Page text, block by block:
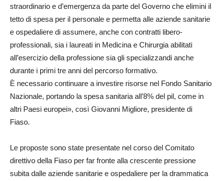
straordinario e d’emergenza da parte del Governo che elimini il
tetto di spesa per il personale e permetta alle aziende sanitarie
e ospedaliere di assumere, anche con contratti libero-
professionali, sia i laureati in Medicina e Chirurgia abilitati
all’esercizio della professione sia gli specializzandi anche
durante i primi tre anni del percorso formativo.
È necessario continuare a investire risorse nel Fondo Sanitario
Nazionale, portando la spesa sanitaria all’8% del pil, come in
altri Paesi europei», così Giovanni Migliore, presidente di
Fiaso.
Le proposte sono state presentate nel corso del Comitato
direttivo della Fiaso per far fronte alla crescente pressione
subita dalle aziende sanitarie e ospedaliere per la drammatica